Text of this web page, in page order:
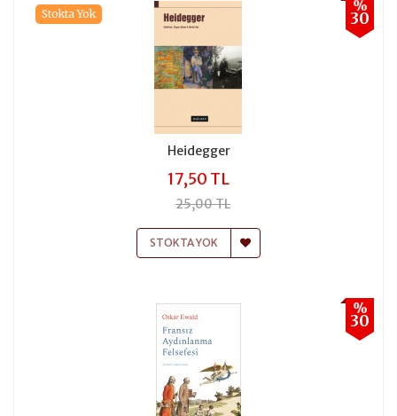
%
30
Stokta Yok
Heidegger
17,50 TL
25,00 TL
STOKTA YOK
%
30